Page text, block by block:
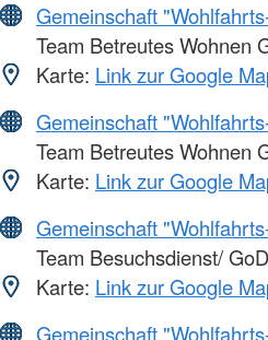
Gemeinschaft
Team Betreutes Wohnen
Karte: Link zur Google
Gemeinschaft
Team Betreutes Wohnen
Karte: Link zur Google
Gemeinschaft
Team Besuchsdienst/
Karte: Link zur Google
Gemeinschaft